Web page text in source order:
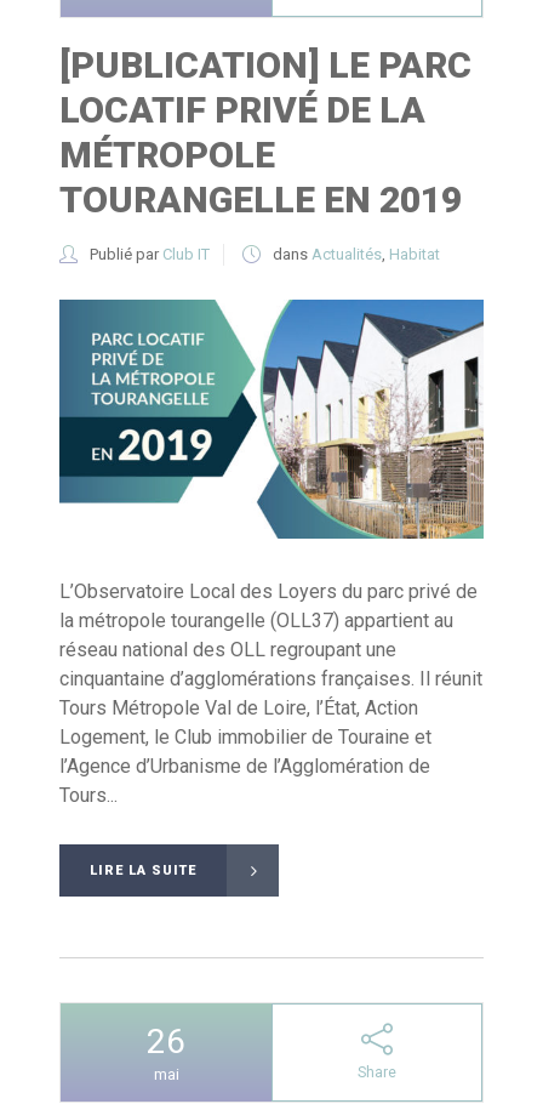
[PUBLICATION] LE PARC
LOCATIF PRIVÉ DE LA
MÉTROPOLE
TOURANGELLE EN 2019
Publié par Club IT dans Actualités Habitat
L’Observatoire Local des Loyers du parc privé de
la métropole tourangelle (OLL37) appartient au
réseau national des OLL regroupant une
cinquantaine d’agglomérations françaises. Il réunit
Tours Métropole Val de Loire, l’État, Action
Logement, le Club immobilier de Touraine et
l’Agence d’Urbanisme de l’Agglomération de
Tours...
LIRE LA SUITE
26
mai Share